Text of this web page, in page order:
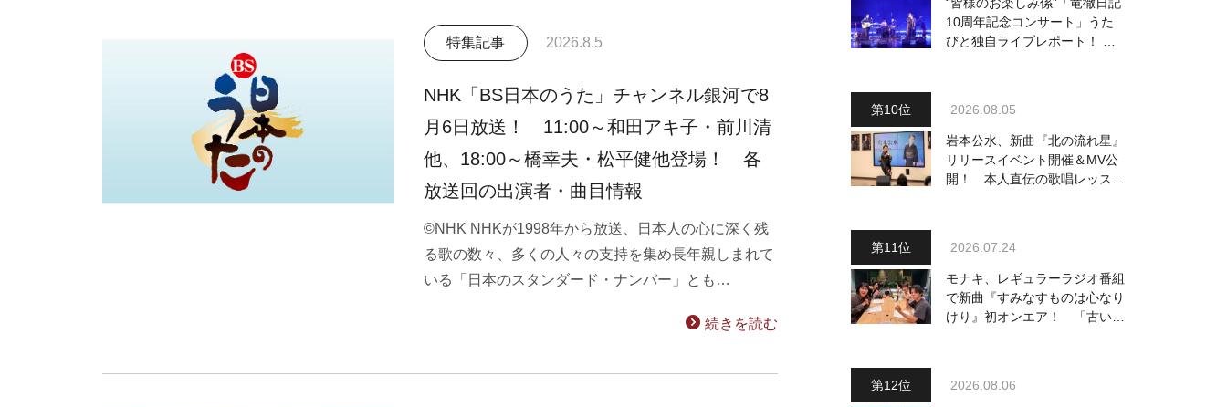
特集記事 2026.8.5
NHK「BS日本のうた」チャンネル銀河で8
月6日放送！ 11:00～和田アキ子・前川清
他、18:00～橋幸夫・松平健他登場！ 各
放送回の出演者・曲目情報
©NHK NHKが1998年から放送、日本人の心に深く残
る歌の数々、多くの人々の支持を集め長年親しまれて
いる「日本のスタンダード・ナンバー」とも…
続きを読む
10周年記念コンサート」うた
びと独自ライブレポート！ 即
2026.08.05
岩本公水、新曲『北の流れ星』
リリースイベント開催＆MV公
開！ 本人直伝の歌唱レッスン
2026.07.24
モナキ、レギュラーラジオ番組
で新曲『すみなすものは心なり
けり』初オンエア！ 「古い言
2026.08.06